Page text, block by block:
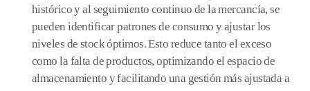
histórico y al seguimiento continuo de la mercancía, se
pueden identificar patrones de consumo y ajustar los
niveles de stock óptimos. Esto reduce tanto el exceso
como la falta de productos, optimizando el espacio de
almacenamiento y facilitando una gestión más ajustada a